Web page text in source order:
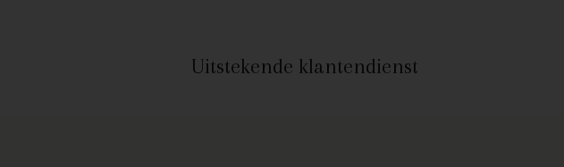
Uitstekende klantendienst